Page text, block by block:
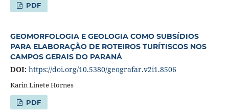
PDF
GEOMORFOLOGIA E GEOLOGIA COMO SUBSÍDIOS
PARA ELABORAÇÃO DE ROTEIROS TURÍTISCOS NOS
CAMPOS GERAIS DO PARANÁ
DOI: https://doi.org/10.5380/geografar.v2i1.8506
Karin Linete Hornes
PDF